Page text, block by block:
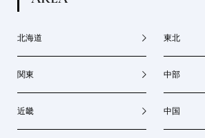
北海道 東北
関東 中部
近畿 中国